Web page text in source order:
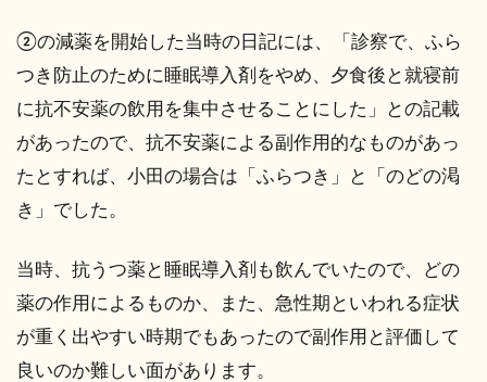
②の減薬を開始した当時の日記には、「診察で、ふら
つき防止のために睡眠導入剤をやめ、夕食後と就寝前
に抗不安薬の飲用を集中させることにした」との記載
があったので、抗不安薬による副作用的なものがあっ
たとすれば、小田の場合は「ふらつき」と「のどの渇
き」でした。
当時、抗うつ薬と睡眠導入剤も飲んでいたので、どの
薬の作用によるものか、また、急性期といわれる症状
が重く出やすい時期でもあったので副作用と評価して
良いのか難しい面があります。